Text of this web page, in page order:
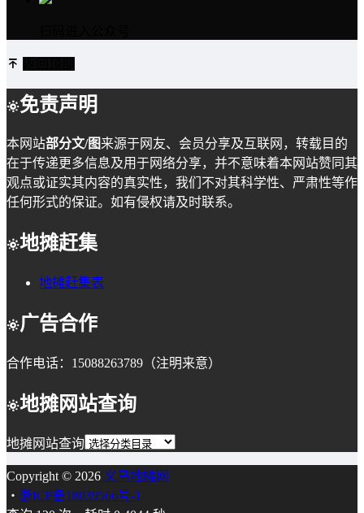
免责声明
本网站部分文/图来源于网友、会员分享及互联网，转载目的
在于传递更多信息及用于网络分享，并不意味着本网站赞同其
观点或证实其内容的真实性，我们不对其科学性、严肃性等作
任何形式的保证。如有侵权请及时联系。
地摊赶集
地摊赶集表
广告合作
合作电话：15088263789（注明来意）
地摊网站查询
地摊网站查询
Copyright © 2026 义乌地摊网
・ 浙ICP备18039566号-1